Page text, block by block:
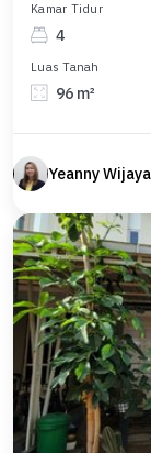
Kamar Tidur
4
Luas Tanah
96 m²
Yeanny Wijaya